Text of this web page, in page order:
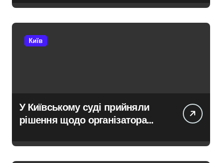
висунула підозру посадовцю
Державної служби зайнятості
Київ
У Київському суді прийняли
рішення щодо організатора
сервісу